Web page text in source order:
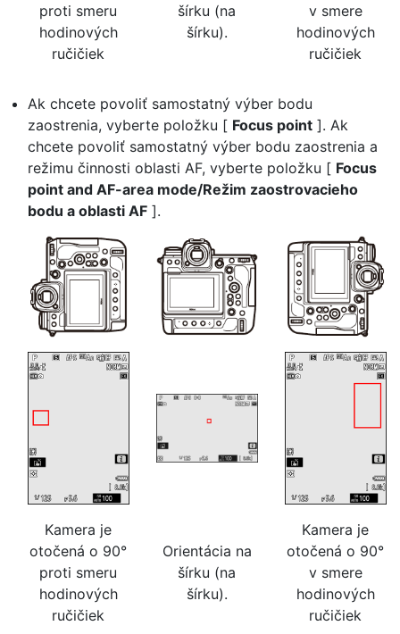
proti smeru
hodinových
ručičiek
šírku (na
šírku).
v smere
hodinových
ručičiek
Ak chcete povoliť samostatný výber bodu
zaostrenia, vyberte položku [ Focus point ]. Ak
chcete povoliť samostatný výber bodu zaostrenia a
režimu činnosti oblasti AF, vyberte položku [ Focus
point and AF-area mode/Režim zaostrovacieho
bodu a oblasti AF ].
Kamera je
otočená o 90°
proti smeru
hodinových
ručičiek
Orientácia na
šírku (na
šírku).
Kamera je
otočená o 90°
v smere
hodinových
ručičiek